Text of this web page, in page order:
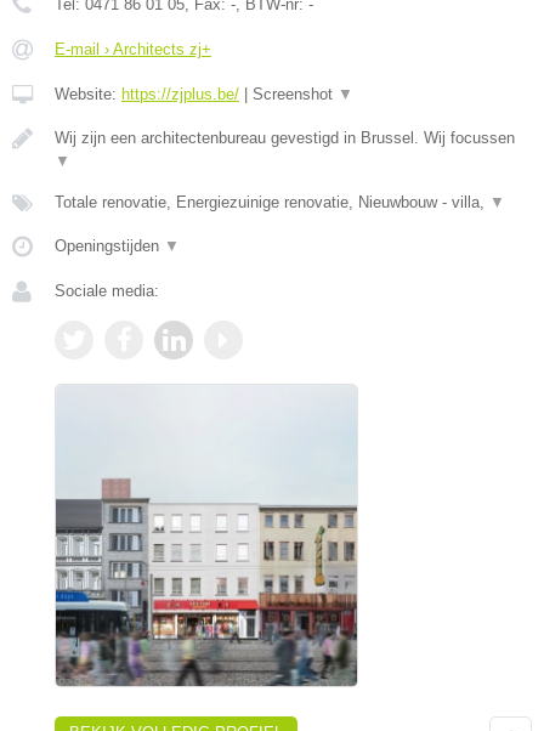
Tel: 0471 86 01 05, Fax: -, BTW-nr: -
E-mail › Architects zj+
Website: https://zjplus.be/ Screenshot ▼
Wij zijn een architectenbureau gevestigd in Brussel. Wij focussen
▼
Totale renovatie, Energiezuinige renovatie, Nieuwbouw - villa, ▼
Openingstijden ▼
Sociale media: